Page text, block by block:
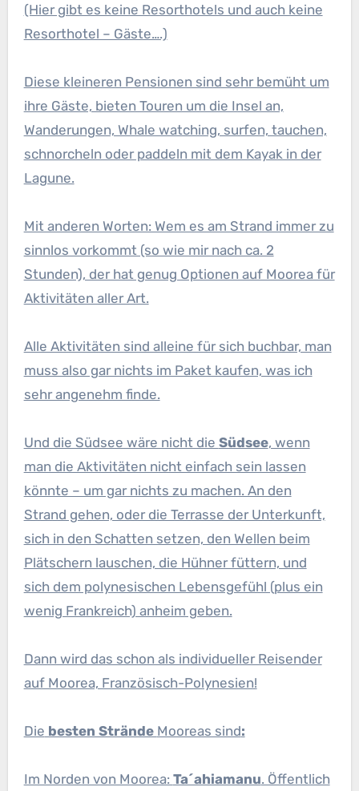
(Hier gibt es keine Resorthotels und auch keine
Resorthotel – Gäste….)
Diese kleineren Pensionen sind sehr bemüht um
ihre Gäste, bieten Touren um die Insel an,
Wanderungen, Whale watching, surfen, tauchen,
schnorcheln oder paddeln mit dem Kayak in der
Lagune.
Mit anderen Worten: Wem es am Strand immer zu
sinnlos vorkommt (so wie mir nach ca. 2
Stunden), der hat genug Optionen auf Moorea für
Aktivitäten aller Art.
Alle Aktivitäten sind alleine für sich buchbar, man
muss also gar nichts im Paket kaufen, was ich
sehr angenehm finde.
Und die Südsee wäre nicht die Südsee, wenn
man die Aktivitäten nicht einfach sein lassen
könnte – um gar nichts zu machen. An den
Strand gehen, oder die Terrasse der Unterkunft,
sich in den Schatten setzen, den Wellen beim
Plätschern lauschen, die Hühner füttern, und
sich dem polynesischen Lebensgefühl (plus ein
wenig Frankreich) anheim geben.
Dann wird das schon als individueller Reisender
auf Moorea, Französisch-Polynesien!
Die besten Strände Mooreas sind:
Im Norden von Moorea: Ta´ahiamanu. Öffentlich